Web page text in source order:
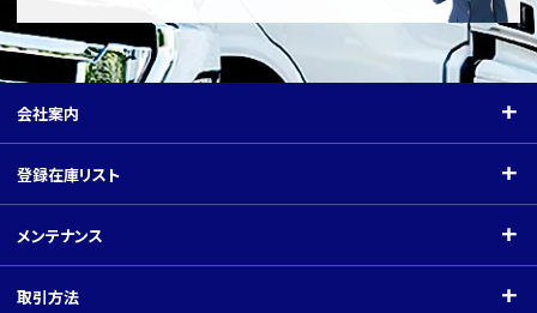
会社案内
会社案内
会社概要
登録在庫リスト
登録在庫リスト
メンテナンス
メンテナンス
取引方法